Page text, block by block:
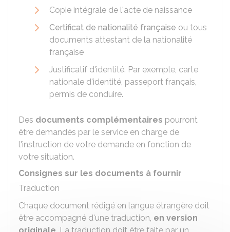
Copie intégrale de l'acte de naissance
Certificat de nationalité française ou tous
documents attestant de la nationalité
française
Justificatif d'identité. Par exemple, carte
nationale d'identité, passeport français,
permis de conduire.
Des documents complémentaires pourront
être demandés par le service en charge de
l'instruction de votre demande en fonction de
votre situation.
Consignes sur les documents à fournir
Traduction
Chaque document rédigé en langue étrangère doit
être accompagné d'une traduction, en version